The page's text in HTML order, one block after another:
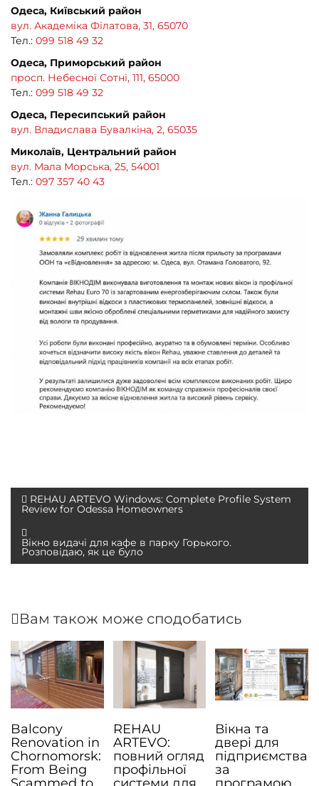
Одеса, Київський район
вул. Академіка Філатова, 31, 65070
Тел.: 099 518 49 32
Одеса, Приморський район
просп. Небесної Сотні, 111, 65000
Тел.: 099 518 49 32
Одеса, Пересипський район
вул. Владислава Бувалкіна, 2, 65035
Миколаїв, Центральний район
вул. Мала Морська, 25, 54001
Тел.: 097 357 40 43
Н
і
ц
і
я
з
а
п
и
с
REHAU ARTEVO Windows: Complete Profile System
Review for Odessa Homeowners
Вікно видачі для кафе в парку Горького.
Розповідаю, як це було
Вам також може сподобатись
Balcony
Renovation in
Chornomorsk:
From Being
REHAU
ARTEVO:
повний огляд
профільної
Вікна та
двері для
підприємства
за